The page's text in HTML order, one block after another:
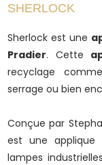
SHERLOCK
Sherlock est une
Pradier. Cette
recyclage
serrage ou bien
Conçue par
est une applique
lampes